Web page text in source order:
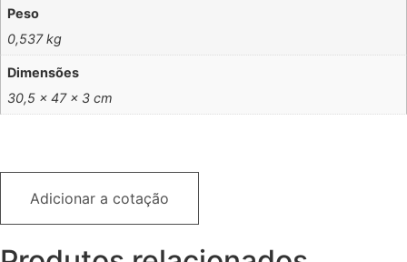
Peso
0,537 kg
Dimensões
30,5 × 47 × 3 cm
Adicionar a cotação